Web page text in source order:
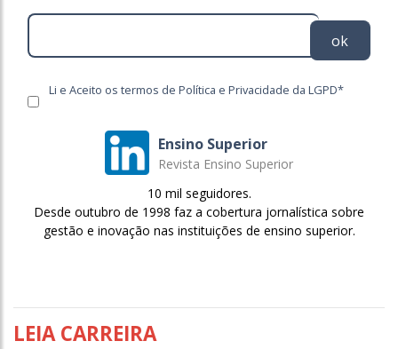
ok
Li e Aceito os termos de Política e Privacidade da LGPD*
Ensino Superior
Revista Ensino Superior
10 mil seguidores.
Desde outubro de 1998 faz a cobertura jornalística sobre
gestão e inovação nas instituições de ensino superior.
LEIA CARREIRA